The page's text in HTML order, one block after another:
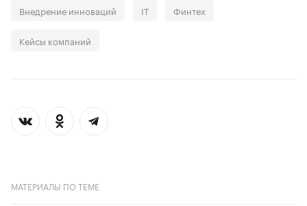
Внедрение инноваций IT Финтех
Кейсы компаний
МАТЕРИАЛЫ ПО ТЕМЕ